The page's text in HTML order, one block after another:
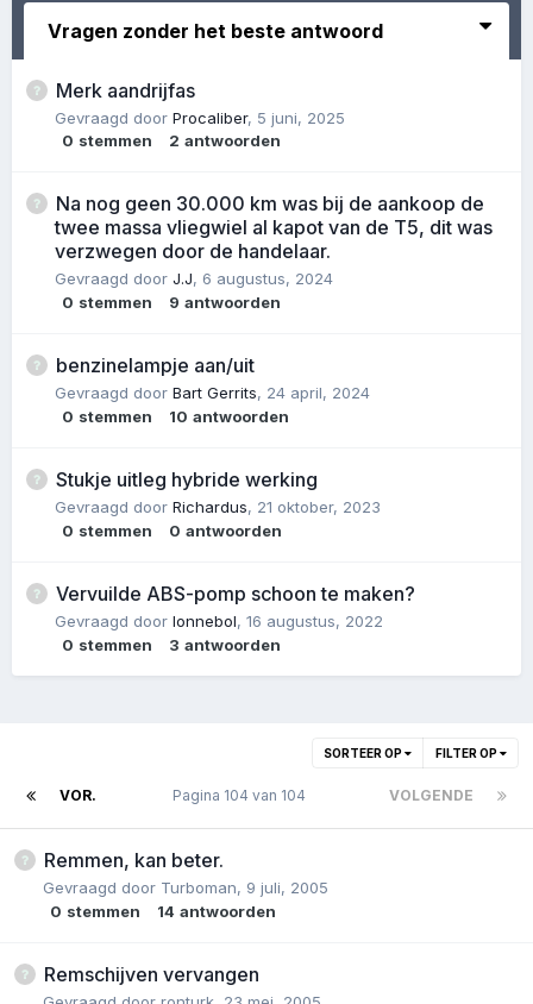
Vragen zonder het beste antwoord
Merk aandrijfas
Gevraagd door Procaliber, 5 juni, 2025
0 stemmen 2 antwoorden
Na nog geen 30.000 km was bij de aankoop de
twee massa vliegwiel al kapot van de T5, dit was
verzwegen door de handelaar.
Gevraagd door J.J, 6 augustus, 2024
0 stemmen 9 antwoorden
benzinelampje aan/uit
Gevraagd door Bart Gerrits, 24 april, 2024
0 stemmen 10 antwoorden
Stukje uitleg hybride werking
Gevraagd door Richardus, 21 oktober, 2023
0 stemmen 0 antwoorden
Vervuilde ABS-pomp schoon te maken?
Gevraagd door lonnebol, 16 augustus, 2022
0 stemmen 3 antwoorden
SORTEER OP FILTER OP
VOR. VOLGENDE
Pagina 104 van 104
Remmen, kan beter.
Gevraagd door Turboman, 9 juli, 2005
0 stemmen 14 antwoorden
Remschijven vervangen